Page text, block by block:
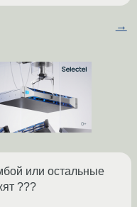
→
или остальные
???